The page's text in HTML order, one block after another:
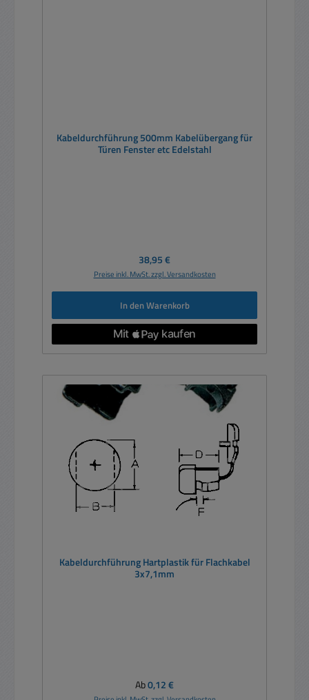
Kabeldurchführung 500mm Kabelübergang für
Türen Fenster etc Edelstahl
Regulärer Preis:
38,95 €
Preise inkl. MwSt. zzgl. Versandkosten
In den Warenkorb
Kabeldurchführung Hartplastik für Flachkabel
3x7,1mm
Regulärer Preis:
Ab0,12 €